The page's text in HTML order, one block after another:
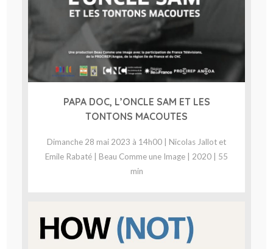
PAPA DOC, L’ONCLE SAM ET LES
TONTONS MACOUTES
Dimanche 28 mai 2023 à 14h00 | Nicolas Jallot et
Emile Rabaté | Beau Comme une Image | 2020 | 55
min